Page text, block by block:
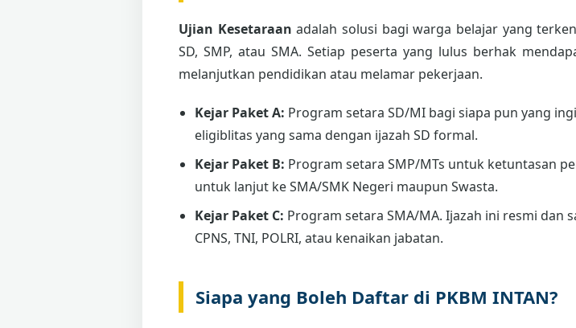
Ujian Kesetaraan adalah solusi bagi warga belajar yang
SD, SMP, atau SMA. Setiap peserta yang lulus berhak
melanjutkan pendidikan atau melamar pekerjaan.
Kejar Paket A: Program setara SD/MI bagi siapa pun yang
eligiblitas yang sama dengan ijazah SD formal.
Kejar Paket B: Program setara SMP/MTs untuk ketuntasan
untuk lanjut ke SMA/SMK Negeri maupun Swasta.
Kejar Paket C: Program setara SMA/MA. Ijazah ini resmi dan
CPNS, TNI, POLRI, atau kenaikan jabatan.
Siapa yang Boleh Daftar di PKBM INTAN?